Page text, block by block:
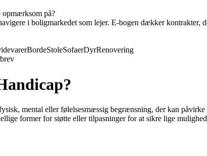
på?
i boligmarkedet som lejer. E-bogen dækker kontrakter,
BordeStoleSofaerDyrRenovering
mental eller følelsesmæssig begrænsning, der kan
former for støtte eller tilpasninger for at sikre lige